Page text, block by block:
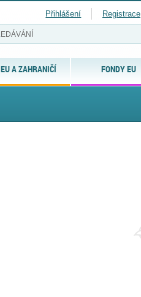
EU A ZAHRANIČÍ FONDY EU
Přihlášení Registrace